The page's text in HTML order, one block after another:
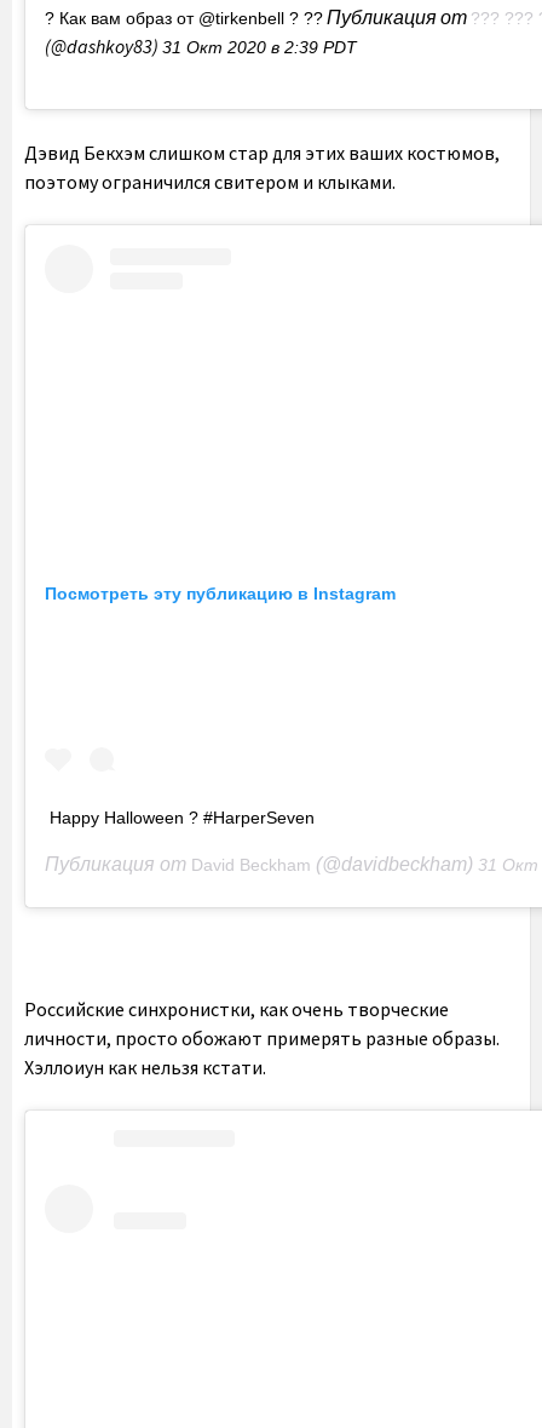
? Как вам образ от @tirkenbell ? ??Публикация от ??? ???
(@dashkoy83) 31 Окт 2020 в 2:39 PDT
Дэвид Бекхэм слишком стар для этих ваших костюмов,
поэтому ограничился свитером и клыками.
Посмотреть эту публикацию в Instagram
Happy Halloween ? #HarperSeven
Публикация от David Beckham (@davidbeckham) 31 Окт 2020 в
Российские синхронистки, как очень творческие
личности, просто обожают примерять разные образы.
Хэллоиун как нельзя кстати.